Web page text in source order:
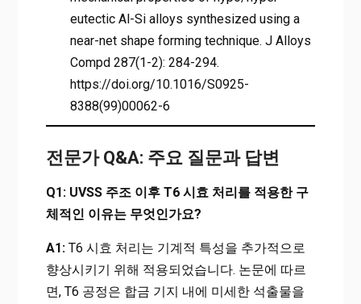
eutectic Al-Si alloys synthesized using a
near-net shape forming technique. J Alloys
Compd 287(1-2): 284-294.
https://doi.org/10.1016/S0925-
8388(99)00062-6
전문가 Q&A: 주요 질문과 답변
Q1: UVSS 주조 이후 T6 시효 처리를 적용한 구
체적인 이유는 무엇인가요?
A1:T6 시효 처리는 기계적 특성을 추가적으로
향상시키기 위해 적용되었습니다. 논문에 따르
면, T6 공정은 합금 기지 내에 미세한 석출물을